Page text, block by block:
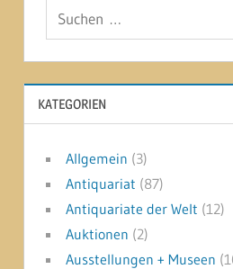
KATEGORIEN
Allgemein (3)
Antiquariat (87)
Antiquariate der Welt (12)
Auktionen (2)
Ausstellungen + Museen